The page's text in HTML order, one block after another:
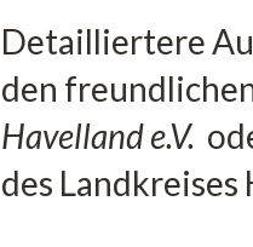
Detailliertere
den
Havelland e.V.
des Landkreises